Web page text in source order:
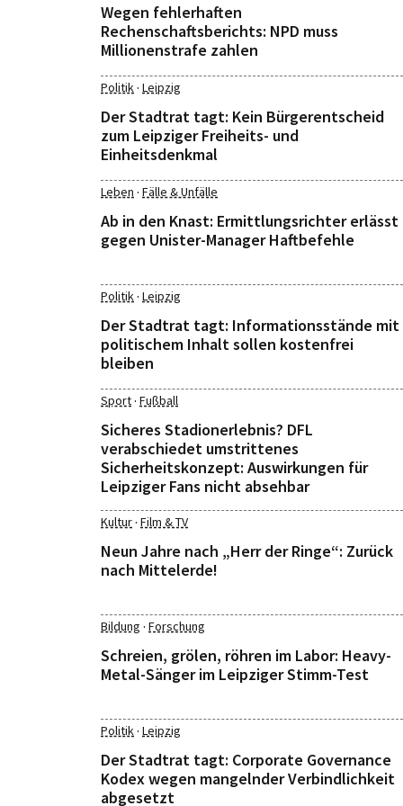
Wegen fehlerhaften
Rechenschaftsberichts: NPD muss
Millionenstrafe zahlen
Politik· Leipzig
Der Stadtrat tagt: Kein Bürgerentscheid
zum Leipziger Freiheits- und
Einheitsdenkmal
Leben · Fälle & Unfälle
Ab in den Knast: Ermittlungsrichter erlässt
gegen Unister-Manager Haftbefehle
Politik· Leipzig
Der Stadtrat tagt: Informationsstände mit
politischem Inhalt sollen kostenfrei
bleiben
Sport· Fußball
Sicheres Stadionerlebnis? DFL
verabschiedet umstrittenes
Sicherheitskonzept: Auswirkungen für
Leipziger Fans nicht absehbar
Kultur· Film & TV
Neun Jahre nach „Herr der Ringe“: Zurück
nach Mittelerde!
Bildung · Forschung
Schreien, grölen, röhren im Labor: Heavy-
Metal-Sänger im Leipziger Stimm-Test
Politik· Leipzig
Der Stadtrat tagt: Corporate Governance
Kodex wegen mangelnder Verbindlichkeit
abgesetzt